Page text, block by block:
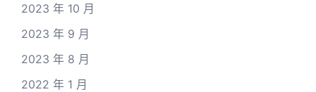
2023 年 10 月
2023 年 9 月
2023 年 8 月
2022 年 1 月